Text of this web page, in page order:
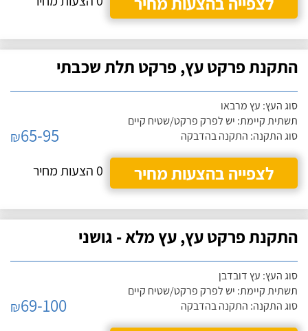
התקנת פרקט עץ, פרקט תלת שכבתי
סוג העץ: עץ מרבאו
תשתית קיימת: יש לפרק פרקט/שטיח קיים
סוג התקנה: התקנה בהדבקה
₪65-95
לצפייה בהצעות מחיר
0 הצעות מחיר
התקנת פרקט עץ, עץ מלא - גושני
סוג העץ: עץ דובדבן
תשתית קיימת: יש לפרק פרקט/שטיח קיים
סוג התקנה: התקנה בהדבקה
₪69-100